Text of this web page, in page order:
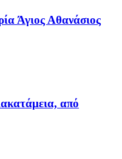
Άγιος Αθανάσιος
από